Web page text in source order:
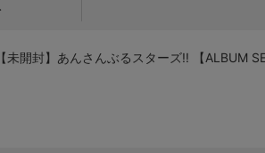
未開封】あんさんぶるスターズ!! 【ALBUM